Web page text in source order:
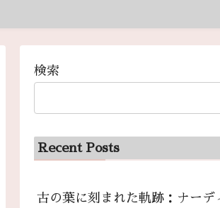
検索
Recent Posts
古の葉に刻まれた軌跡：ナーデ